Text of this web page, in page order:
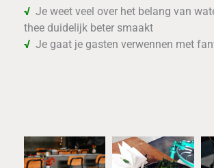
√ Je weet veel over het belang van
thee duidelijk beter smaakt
√ Je gaat je gasten verwennen met